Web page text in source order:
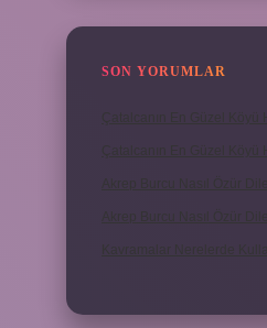
SON YORUMLAR
Akrep Burcu Nasıl Özür Diler
Akrep Burcu Nasıl Özür Diler